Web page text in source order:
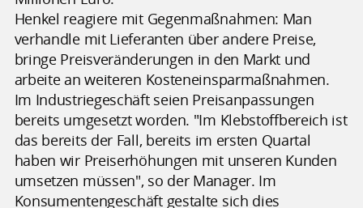
Henkel reagiere mit Gegenmaßnahmen: Man
verhandle mit Lieferanten über andere Preise,
bringe Preisveränderungen in den Markt und
arbeite an weiteren Kosteneinsparmaßnahmen.
Im Industriegeschäft seien Preisanpassungen
bereits umgesetzt worden. "Im Klebstoffbereich ist
das bereits der Fall, bereits im ersten Quartal
haben wir Preiserhöhungen mit unseren Kunden
umsetzen müssen", so der Manager. Im
Konsumentengeschäft gestalte sich dies